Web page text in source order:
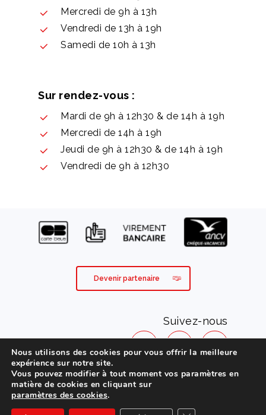
Mercredi de 9h à 13h
Vendredi de 13h à 19h
Samedi de 10h à 13h
Sur rendez-vous :
Mardi de 9h à 12h30 & de 14h à 19h
Mercredi de 14h à 19h
Jeudi de 9h à 12h30 & de 14h à 19h
Vendredi de 9h à 12h30
Devenir partenaire
Suivez-nous
Mentions légales
Nous utilisons des cookies pour vous offrir la meilleure
expérience sur notre site.
Vous pouvez modifier à tout moment vos paramètres en
matière de cookies en cliquant sur
paramètres des cookies.